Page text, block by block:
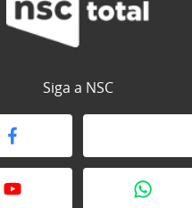
Siga a NSC